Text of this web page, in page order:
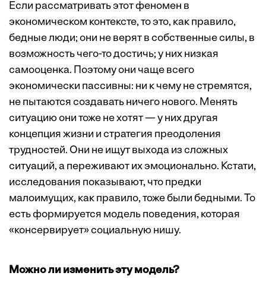
Если рассматривать этот феномен в
экономическом контексте, то это, как правило,
бедные люди; они не верят в собственные силы, в
возможность чего-то достичь; у них низкая
самооценка. Поэтому они чаще всего
экономически пассивны: ни к чему не стремятся,
не пытаются создавать ничего нового. Менять
ситуацию они тоже не хотят — у них другая
концепция жизни и стратегия преодоления
трудностей. Они не ищут выхода из сложных
ситуаций, а переживают их эмоционально. Кстати,
исследования показывают, что предки
малоимущих, как правило, тоже были бедными. То
есть формируется модель поведения, которая
«консервирует» социальную нишу.
Можно ли изменить эту модель?